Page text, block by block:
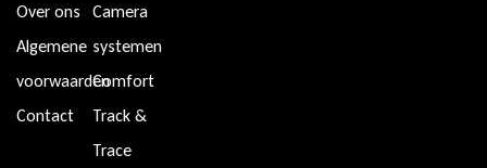
Over ons
Algemene
voorwaarden
Contact
Camera
systemen
Comfort
Track &
Trace